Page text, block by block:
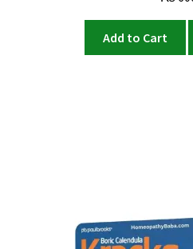
Add to Cart